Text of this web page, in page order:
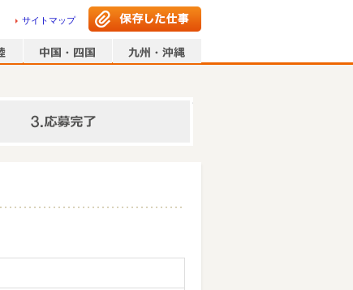
サイトマップ